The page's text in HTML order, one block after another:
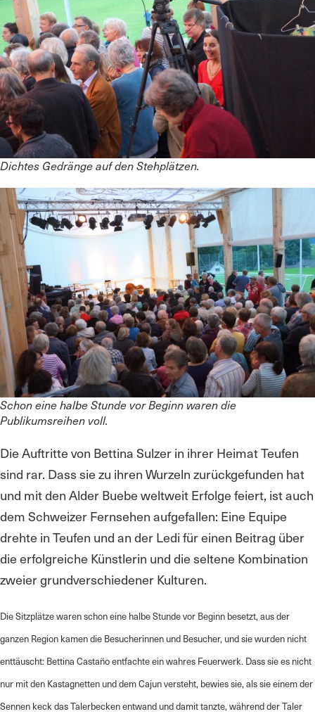
Dichtes Gedränge auf den Stehplätzen.
Schon eine halbe Stunde vor Beginn waren die
Publikumsreihen voll.
Die Auftritte von Bettina Sulzer in ihrer Heimat Teufen
sind rar. Dass sie zu ihren Wurzeln zurückgefunden hat
und mit den Alder Buebe weltweit Erfolge feiert, ist auch
dem Schweizer Fernsehen aufgefallen: Eine Equipe
drehte in Teufen und an der Ledi für einen Beitrag über
die erfolgreiche Künstlerin und die seltene Kombination
zweier grundverschiedener Kulturen.
Die Sitzplätze waren schon eine halbe Stunde vor Beginn besetzt, aus der
ganzen Region kamen die Besucherinnen und Besucher, und sie wurden nicht
enttäuscht: Bettina Castaño entfachte ein wahres Feuerwerk. Dass sie es nicht
nur mit den Kastagnetten und dem Cajun versteht, bewies sie, als sie einem der
Sennen keck das Talerbecken entwand und damit tanzte, während der Taler